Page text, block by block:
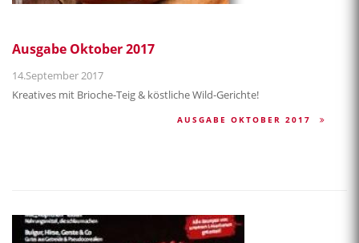
Ausgabe Oktober 2017
14.September 2017
Kreatives mit Brioche-Teig & köstliche Wild-Gerichte!
AUSGABE OKTOBER 2017